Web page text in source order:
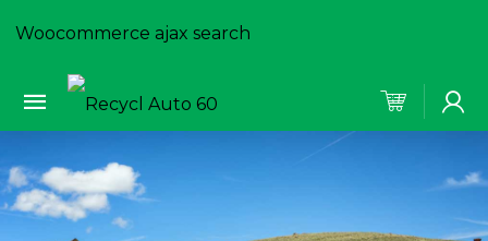
Woocommerce ajax search